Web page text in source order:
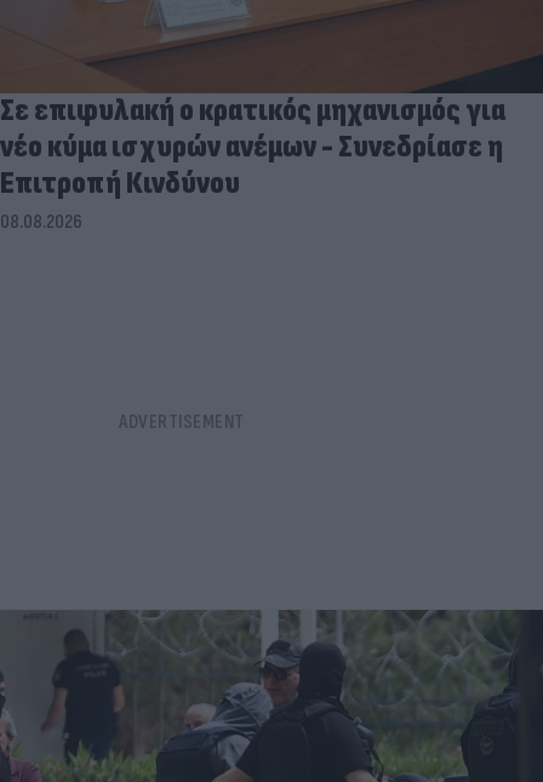
Σε επιφυλακή ο κρατικός μηχανισμός για
νέο κύμα ισχυρών ανέμων - Συνεδρίασε η
Επιτροπή Κινδύνου
08.08.2026